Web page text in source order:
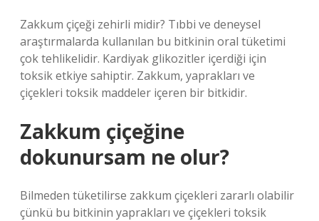
Zakkum çiçeği zehirli midir? Tıbbi ve deneysel
araştırmalarda kullanılan bu bitkinin oral tüketimi
çok tehlikelidir. Kardiyak glikozitler içerdiği için
toksik etkiye sahiptir. Zakkum, yaprakları ve
çiçekleri toksik maddeler içeren bir bitkidir.
Zakkum çiçeğine
dokunursam ne olur?
Bilmeden tüketilirse zakkum çiçekleri zararlı olabilir
çünkü bu bitkinin yaprakları ve çiçekleri toksik